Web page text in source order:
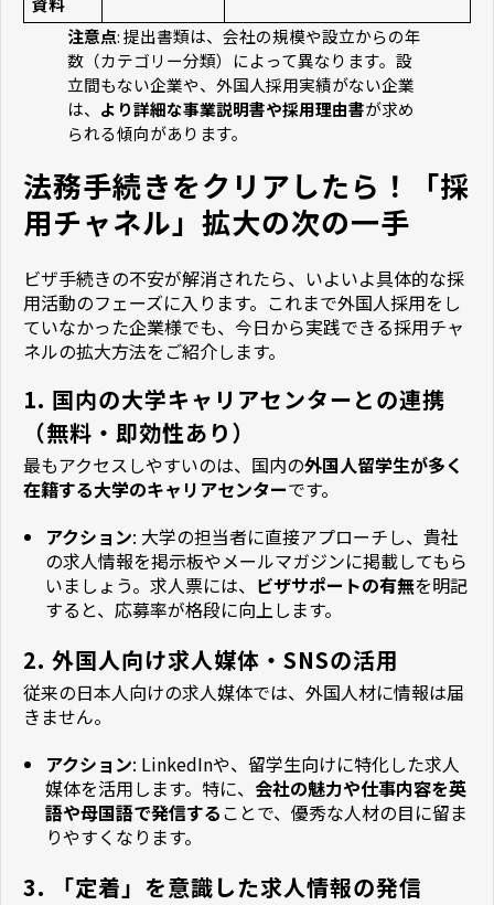
注意点: 提出書類は、会社の規模や設立からの年
数（カテゴリー分類）によって異なります。設
立間もない企業や、外国人採用実績がない企業
は、 より詳細な事業説明書や採用理由書が求め
られる傾向があります。
法務手続きをクリアしたら！「採
用チャネル」拡大の次の一手
ビザ手続きの不安が解消されたら、いよいよ具体的な採
用活動のフェーズに入ります。これまで外国人採用をし
ていなかった企業様でも、今日から実践できる採用チャ
ネルの拡大方法をご紹介します。
1. 国内の大学キャリアセンターとの連携
（無料・即効性あり）
最もアクセスしやすいのは、国内の外国人留学生が多く
在籍する大学のキャリアセンターです。
アクション: 大学の担当者に直接アプローチし、貴社
の求人情報を掲示板やメールマガジンに掲載してもら
いましょう。求人票には、 ビザサポートの有無を明記
すると、応募率が格段に向上します。
2. 外国人向け求人媒体・SNSの活用
従来の日本人向けの求人媒体では、外国人材に情報は届
きません。
アクション: LinkedInや、留学生向けに特化した求人
媒体を活用します。特に、 会社の魅力や仕事内容を英
語や母国語で発信することで、優秀な人材の目に留ま
りやすくなります。
3. 「定着」を意識した求人情報の発信